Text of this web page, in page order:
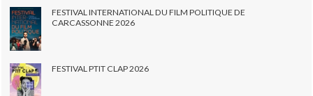
FESTIVAL INTERNATIONAL DU FILM POLITIQUE DE
CARCASSONNE 2026
FESTIVAL PTIT CLAP 2026